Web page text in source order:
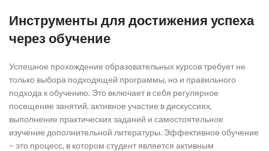
Инструменты для достижения успеха
через обучение
Успешное прохождение образовательных курсов требует не
только выбора подходящей программы, но и правильного
подхода к обучению. Это включает в себя регулярное
посещение занятий, активное участие в дискуссиях,
выполнение практических заданий и самостоятельное
изучение дополнительной литературы. Эффективное обучение
– это процесс, в котором студент является активным